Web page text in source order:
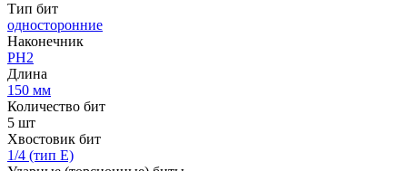
Тип бит
односторонние
Наконечник
PH2
Длина
150 мм
Количество бит
5 шт
Хвостовик бит
1/4 (тип Е)